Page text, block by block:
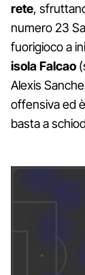
rete,
numero 23
fuorigioco a
isola Falcao
Alexis
offensiva ed è
basta a